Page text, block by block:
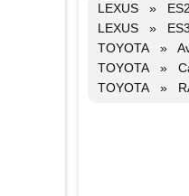
LEXUS »
LEXUS »
TOYOTA »
TOYOTA »
TOYOTA »